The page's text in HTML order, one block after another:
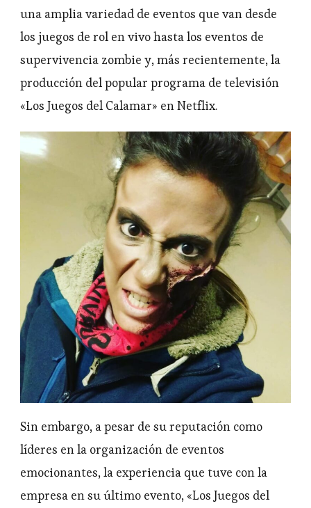
una amplia variedad de eventos que van desde
los juegos de rol en vivo hasta los eventos de
supervivencia zombie y, más recientemente, la
producción del popular programa de televisión
«Los Juegos del Calamar» en Netflix.
Sin embargo, a pesar de su reputación como
líderes en la organización de eventos
emocionantes, la experiencia que tuve con la
empresa en su último evento, «Los Juegos del